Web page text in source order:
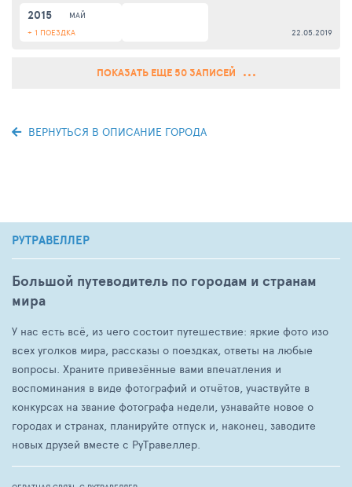
2015
МАЙ
+ 1 ПОЕЗДКА
22.05.2019
ПОКАЗАТЬ ЕЩЕ 50 ЗАПИСЕЙ
ВЕРНУТЬСЯ В ОПИСАНИЕ ГОРОДА
РУТРАВЕЛЛЕР
Большой путеводитель по городам и странам
мира
У нас есть всё, из чего состоит путешествие: яркие фото изо
всех уголков мира, рассказы о поездках, ответы на любые
вопросы. Храните привезённые вами впечатления и
воспоминания в виде фотографий и отчётов, участвуйте в
конкурсах на звание фотографа недели, узнавайте новое о
городах и странах, планируйте отпуск и, наконец, заводите
новых друзей вместе с РуТравеллер.